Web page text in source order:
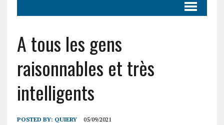
A tous les gens
raisonnables et très
intelligents
POSTED BY: QUIERY 05/09/2021